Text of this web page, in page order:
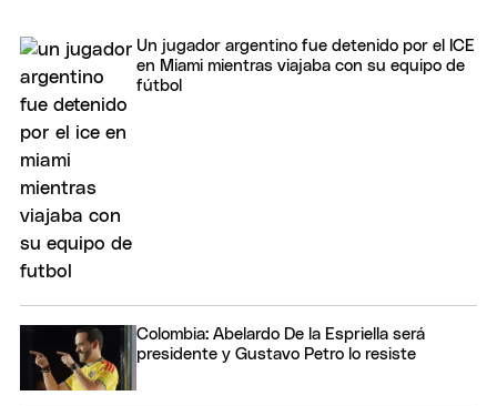
Un jugador argentino fue detenido por el ICE
en Miami mientras viajaba con su equipo de
fútbol
Colombia: Abelardo De la Espriella será
presidente y Gustavo Petro lo resiste